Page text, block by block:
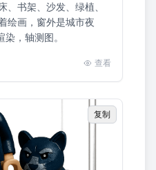
、书架、沙发、绿植、
绘画，窗外是城市夜
，轴测图。
查看
复制